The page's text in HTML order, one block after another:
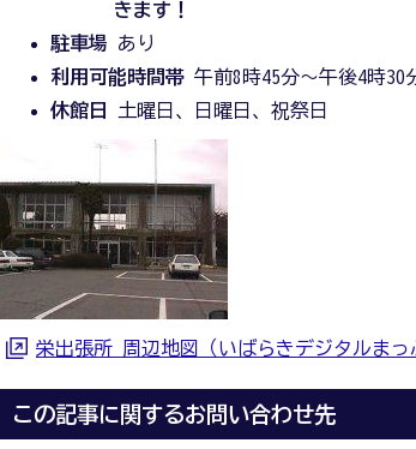
きます！
駐車場 あり
利用可能時間帯 午前8時45分～午後4時30
休館日
土曜日、日曜日、祝祭日
栄出張所 周辺地図（いばらきデジタルまっ
この記事に関するお問い合わせ先